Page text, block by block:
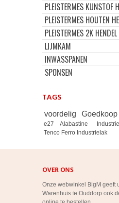
PLEISTERMES KUNSTOF
PLEISTERMES HOUTEN
PLEISTERMES 2K HENDEL
LIJMKAM
INWASSPANEN
SPONSEN
TAGS
voordelig Goedkoop
e27
Alabastine
Tenco Ferro Industrielak
OVER ONS
Onze webwinkel BigM geeft
Warenhuis te Ouddorp ook